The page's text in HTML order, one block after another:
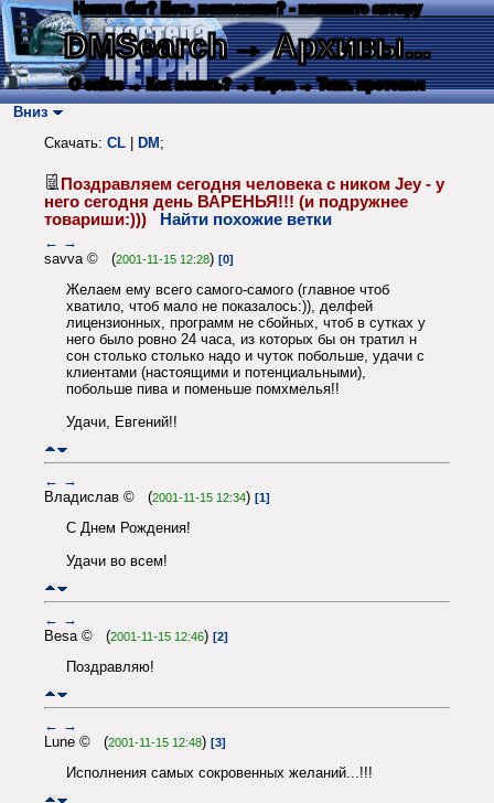
Нашли баг? Есть пожелания? - напишите автору
DMSearch→ Архивы...
О сайте → Как искать? → Карта → Текс. протокол
Вниз
Скачать: CL DM ;
Поздравляем сегодня человека с ником Jey - у
него сегодня день ВАРЕНЬЯ!!! (и подружнее
товариши:)))
Найти похожие ветки
← →
savva © (2001-11-15 12:28) [0]
Желаем ему всего самого-самого (главное чтоб
хватило, чтоб мало не показалось:)), делфей
лицензионных, программ не сбойных, чтоб в сутках у
него было ровно 24 часа, из которых бы он тратил н
сон столько столько надо и чуток побольше, удачи с
клиентами (настоящими и потенциальными),
побольше пива и поменьше помхмелья!!
Удачи, Евгений!!
← →
Владислав © (2001-11-15 12:34) [1]
С Днем Рождения!
Удачи во всем!
← →
Besa © (2001-11-15 12:46) [2]
Поздравляю!
← →
Lune © (2001-11-15 12:48) [3]
Исполнения самых сокровенных желаний...!!!